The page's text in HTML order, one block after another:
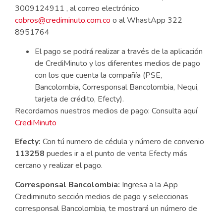
3009124911 , al correo electrónico
cobros@crediminuto.com.co o al WhastApp 322
8951764
El pago se podrá realizar a través de la aplicación
de CrediMinuto y los diferentes medios de pago
con los que cuenta la compañía (PSE,
Bancolombia, Corresponsal Bancolombia, Nequi,
tarjeta de crédito, Efecty).
Recordamos nuestros medios de pago: Consulta aquí
CrediMinuto
Efecty: Con tú numero de cédula y número de convenio
113258 puedes ir a el punto de venta Efecty más
cercano y realizar el pago.
Corresponsal Bancolombia: Ingresa a la App
Crediminuto sección medios de pago y seleccionas
corresponsal Bancolombia, te mostrará un número de